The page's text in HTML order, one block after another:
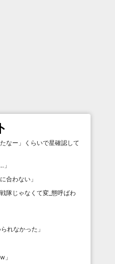
なー」くらいで星確認して
」
合わない 」
隊じゃなくて変_態呼ばわ
れなかった 」
」